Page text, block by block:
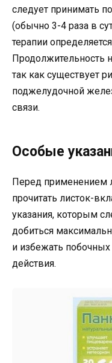
следует принимать
(обычно 3-4 раза в
терапии
Продолжительность
так как существует
поджелудочной
связи.
Особые
Перед применением
прочитать листок-
указания, которым
добиться
и избежать
действия.